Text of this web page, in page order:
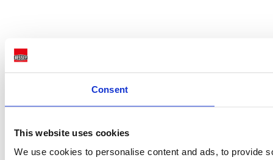
Consent
This website uses cookies
We use cookies to personalise content and ads, to provide